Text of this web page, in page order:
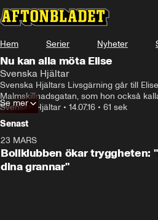
Hem Serier Nyheter
Nu kan alla möta Elise
Svenska Hjältar
Svenska Hjältars Livsgärning går till
Malmskillnadsgatan, som hon också
Svenska Hjältar • 14.07.16 • 61 sek
Se mer
Senast
23 MARS
Bollklubben ökar tryggheten:
dina grannar"